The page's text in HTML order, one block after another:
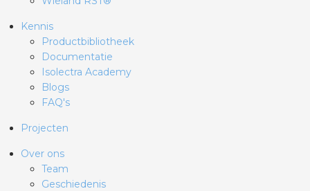
Kennis
Productbibliotheek
Documentatie
Isolectra Academy
Blogs
FAQ's
Projecten
Over ons
Team
Geschiedenis